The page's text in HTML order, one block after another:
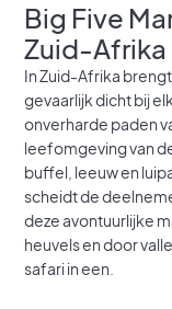
Big Five
Zuid-Afrika
In Zuid-Afrika
gevaarlijk dicht bij
onverharde paden
leefomgeving van
buffel, leeuw en
scheidt de
deze avontuurlijke
heuvels en door
safari in een.